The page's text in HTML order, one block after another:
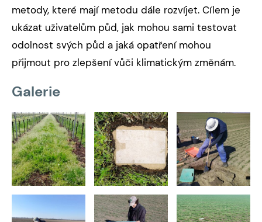
metody, které mají metodu dále rozvíjet. Cílem je
ukázat uživatelům půd, jak mohou sami testovat
odolnost svých půd a jaká opatření mohou
přijmout pro zlepšení vůči klimatickým změnám.
Galerie